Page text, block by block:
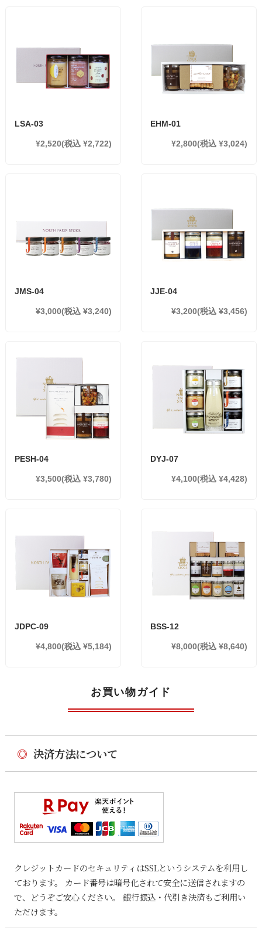
LSA-03
¥2,520(税込 ¥2,722)
EHM-01
¥2,800(税込 ¥3,024)
JMS-04
¥3,000(税込 ¥3,240)
JJE-04
¥3,200(税込 ¥3,456)
PESH-04
¥3,500(税込 ¥3,780)
DYJ-07
¥4,100(税込 ¥4,428)
JDPC-09
¥4,800(税込 ¥5,184)
BSS-12
¥8,000(税込 ¥8,640)
お買い物ガイド
◎ 決済方法について
クレジットカードのセキュリティはSSLというシステムを利用し
ております。 カード番号は暗号化されて安全に送信されますの
で、どうぞご安心ください。 銀行振込・代引き決済もご利用い
ただけます。